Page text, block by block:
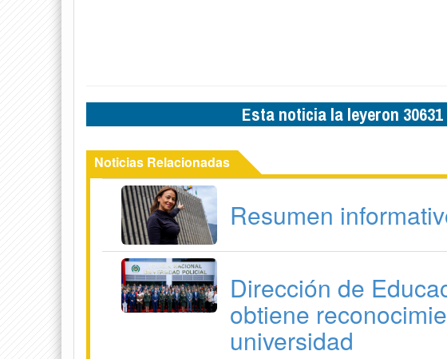
Esta noticia la leyeron
Noticias Relacionadas
Resumen
Dirección de
obtiene
universidad